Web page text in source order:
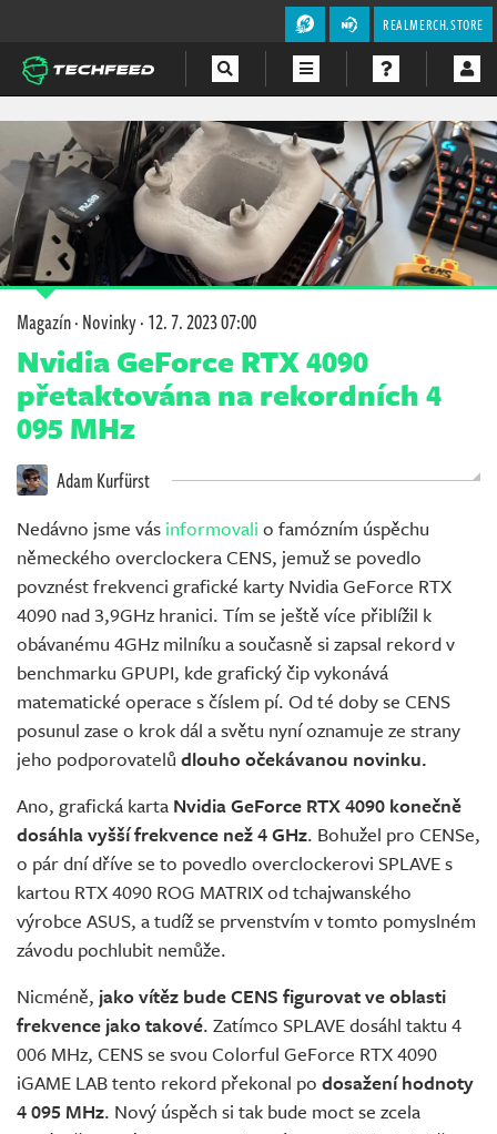
REALMERCH.STORE
Magazín
Videa
Soutěže
Magazín·Novinky·12. 7. 2023 07:00
Nvidia GeForce RTX 4090
přetaktována na rekordních 4
095 MHz
Adam Kurfürst
Nedávno jsme vás informovali o famózním úspěchu
německého overclockera CENS, jemuž se povedlo
povznést frekvenci grafické karty Nvidia GeForce RTX
4090 nad 3,9GHz hranici. Tím se ještě více přiblížil k
obávanému 4GHz milníku a současně si zapsal rekord v
benchmarku GPUPI, kde grafický čip vykonává
matematické operace s číslem pí. Od té doby se CENS
posunul zase o krok dál a světu nyní oznamuje ze strany
jeho podporovatelů dlouho očekávanou novinku.
Ano, grafická karta Nvidia GeForce RTX 4090 konečně
dosáhla vyšší frekvence než 4 GHz. Bohužel pro CENSe,
o pár dní dříve se to povedlo overclockerovi SPLAVE s
kartou RTX 4090 ROG MATRIX od tchajwanského
výrobce ASUS, a tudíž se prvenstvím v tomto pomyslném
závodu pochlubit nemůže.
Nicméně, jako vítěz bude CENS figurovat ve oblasti
frekvence jako takové. Zatímco SPLAVE dosáhl taktu 4
006 MHz, CENS se svou Colorful GeForce RTX 4090
iGAME LAB tento rekord překonal po dosažení hodnoty
4 095 MHz. Nový úspěch si tak bude moct se zcela